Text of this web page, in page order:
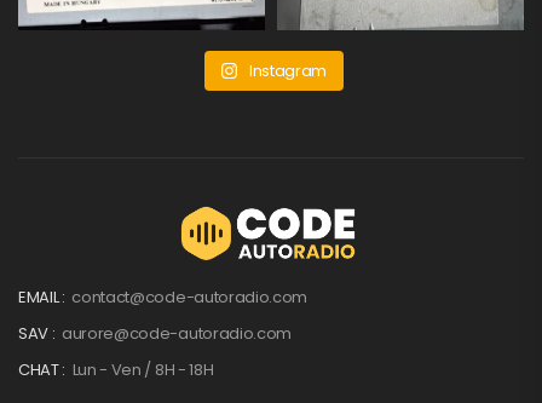
Instagram
EMAIL : contact@code-autoradio.com
SAV : aurore@code-autoradio.com
CHAT : Lun - Ven / 8H - 18H